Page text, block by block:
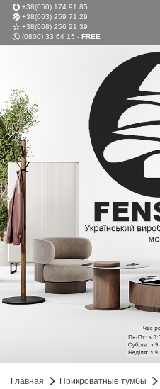
+38(050) 174 91 85
+38(063) 259 71 29
+38(068) 256 21 39
(0800) 33 64 15 - FREE
Главная Прикроватные тумбы